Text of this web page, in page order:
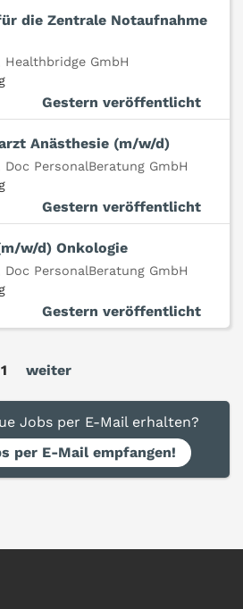
die Zentrale Notaufnahme
Healthbridge GmbH
Gestern veröffentlicht
Anästhesie (m/w/d)
Doc PersonalBeratung GmbH
Gestern veröffentlicht
w/d) Onkologie
Doc PersonalBeratung GmbH
Gestern veröffentlicht
1 weiter
Jobs per E-Mail erhalten?
per E-Mail empfangen!